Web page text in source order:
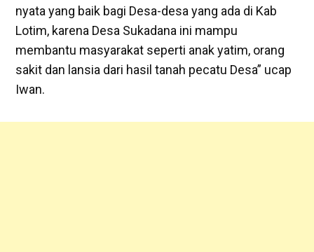
nyata yang baik bagi Desa-desa yang ada di Kab
Lotim, karena Desa Sukadana ini mampu
membantu masyarakat seperti anak yatim, orang
sakit dan lansia dari hasil tanah pecatu Desa” ucap
Iwan.